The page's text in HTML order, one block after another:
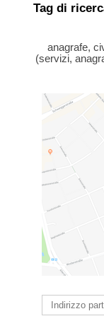
Tag di
anagrafe,
(servizi,